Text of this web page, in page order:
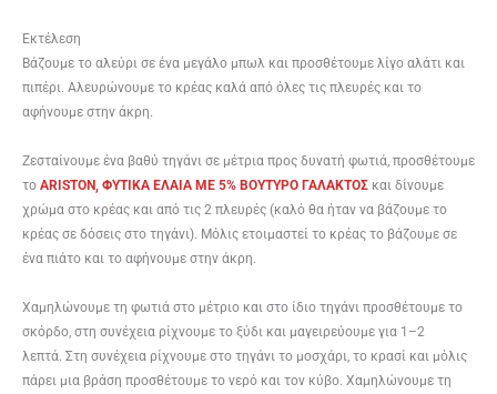
Εκτέλεση
Βάζουμε το αλεύρι σε ένα μεγάλο μπωλ και προσθέτουμε λίγο αλάτι και
πιπέρι. Αλευρώνουμε το κρέας καλά από όλες τις πλευρές και το
αφήνουμε στην άκρη.
Ζεσταίνουμε ένα βαθύ τηγάνι σε μέτρια προς δυνατή φωτιά, προσθέτουμε
το ARISTON, ΦΥΤΙΚΑ ΕΛΑΙΑ ME 5% BOYTYΡΟ ΓΑΛΑΚΤΟΣ και δίνουμε
χρώμα στο κρέας και από τις 2 πλευρές (καλό θα ήταν να βάζουμε το
κρέας σε δόσεις στο τηγάνι). Μόλις ετοιμαστεί το κρέας το βάζουμε σε
ένα πιάτο και το αφήνουμε στην άκρη.
Χαμηλώνουμε τη φωτιά στο μέτριο και στο ίδιο τηγάνι προσθέτουμε το
σκόρδο, στη συνέχεια ρίχνουμε το ξύδι και μαγειρεύουμε για 1–2
λεπτά. Στη συνέχεια ρίχνουμε στο τηγάνι το μοσχάρι, το κρασί και μόλις
πάρει μια βράση προσθέτουμε το νερό και τον κύβο. Χαμηλώνουμε τη